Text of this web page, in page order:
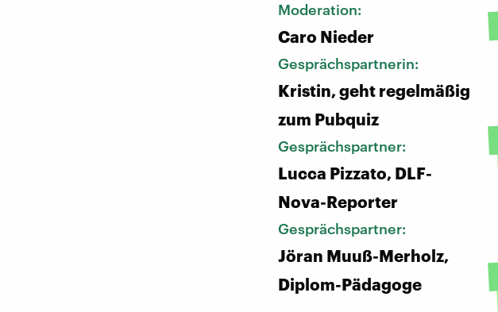
Moderation:
Caro Nieder
Gesprächspartnerin:
Kristin, geht regelmäßig
zum Pubquiz
Gesprächspartner:
Lucca Pizzato, DLF-
Nova-Reporter
Gesprächspartner:
Jöran Muuß-Merholz,
Diplom-Pädagoge